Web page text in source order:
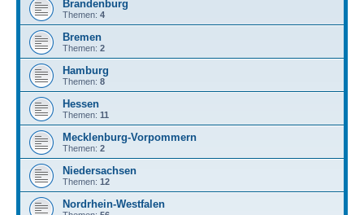
Brandenburg
Themen: 4
Bremen
Themen: 2
Hamburg
Themen: 8
Hessen
Themen: 11
Mecklenburg-Vorpommern
Themen: 2
Niedersachsen
Themen: 12
Nordrhein-Westfalen